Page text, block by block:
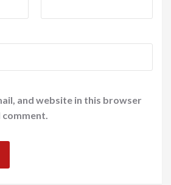
and website in this browser